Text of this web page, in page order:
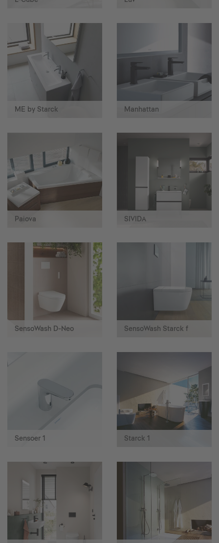
ME by Starck Manhattan
Paiova SIVIDA
SensoWash D-Neo SensoWash Starck f
Sensoer 1 Starck 1